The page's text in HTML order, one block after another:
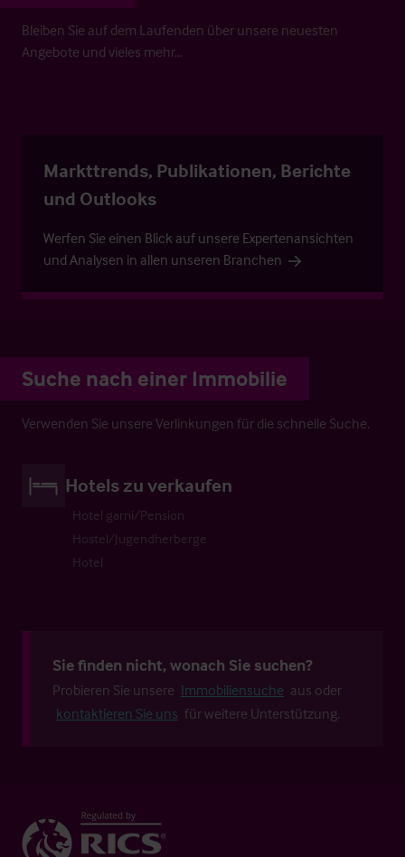
Bleiben Sie auf dem Laufenden über unsere neuesten
Angebote und vieles mehr…
Markttrends, Publikationen, Berichte
und Outlooks
Werfen Sie einen Blick auf unsere Expertenansichten
und Analysen in allen unseren Branchen
Suche nach einer Immobilie
Verwenden Sie unsere Verlinkungen für die schnelle Suche.
Hotels zu verkaufen
Hotel garni/Pension
Hostel/Jugendherberge
Hotel
Sie finden nicht, wonach Sie suchen?
Probieren Sie unsere Immobiliensuche aus oder
kontaktieren Sie uns für weitere Unterstützung.